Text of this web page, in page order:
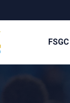
FSGC